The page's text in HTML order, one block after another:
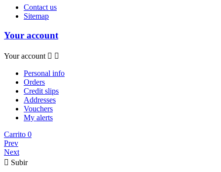
Contact us
Sitemap
Your account
Your account  
Personal info
Orders
Credit slips
Addresses
Vouchers
My alerts
Carrito 0
Prev
Next
 Subir